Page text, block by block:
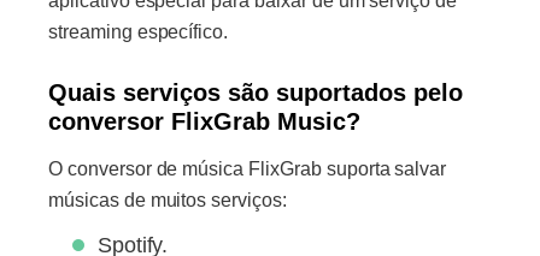
streaming específico.
Quais serviços são suportados pelo
conversor FlixGrab Music?
O conversor de música FlixGrab suporta salvar
músicas de muitos serviços:
Spotify.